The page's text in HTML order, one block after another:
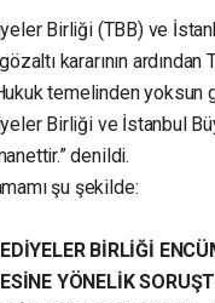
Birliği (TBB) ve
kararının
temelinden
Birliği ve İstanbul
denildi.
şu şekilde:
BİRLİĞİ
YÖNELİK